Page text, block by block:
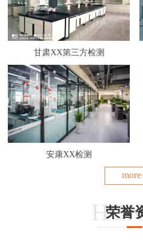
甘肃XX第三方检测
安康XX检测
荣誉